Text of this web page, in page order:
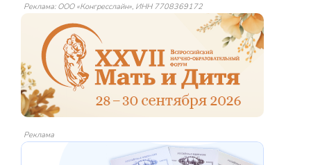
Реклама: ООО «Конгресслайн», ИНН 7708369172
Реклама